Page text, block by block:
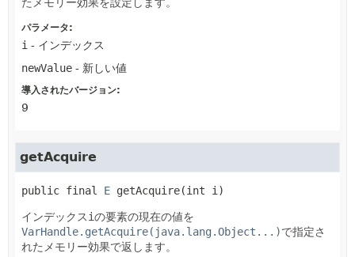
パラメータ:
i - インデックス
newValue - 新しい値
導入されたバージョン:
9
getAcquire
public final E getAcquire(int i)
インデックスiの要素の現在の値を
VarHandle.getAcquire(java.lang.Object...)で指定さ
れたメモリー効果で返します。